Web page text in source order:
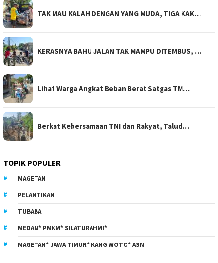
TAK MAU KALAH DENGAN YANG MUDA, TIGA KAK…
KERASNYA BAHU JALAN TAK MAMPU DITEMBUS, …
Lihat Warga Angkat Beban Berat Satgas TM…
Berkat Kebersamaan TNI dan Rakyat, Talud…
TOPIK POPULER
MAGETAN
PELANTIKAN
TUBABA
MEDAN* PMKM* SILATURAHMI*
MAGETAN* JAWA TIMUR* KANG WOTO* ASN